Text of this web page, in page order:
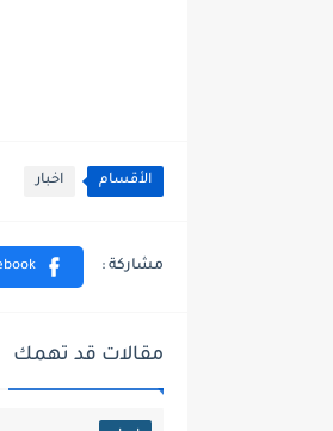
الأقسام اخبار
مقالات قد تهمك